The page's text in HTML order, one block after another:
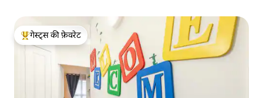
गेस्ट्स का टॉप फ़ेवरेट
गेस्ट्स की फ़ेवरेट